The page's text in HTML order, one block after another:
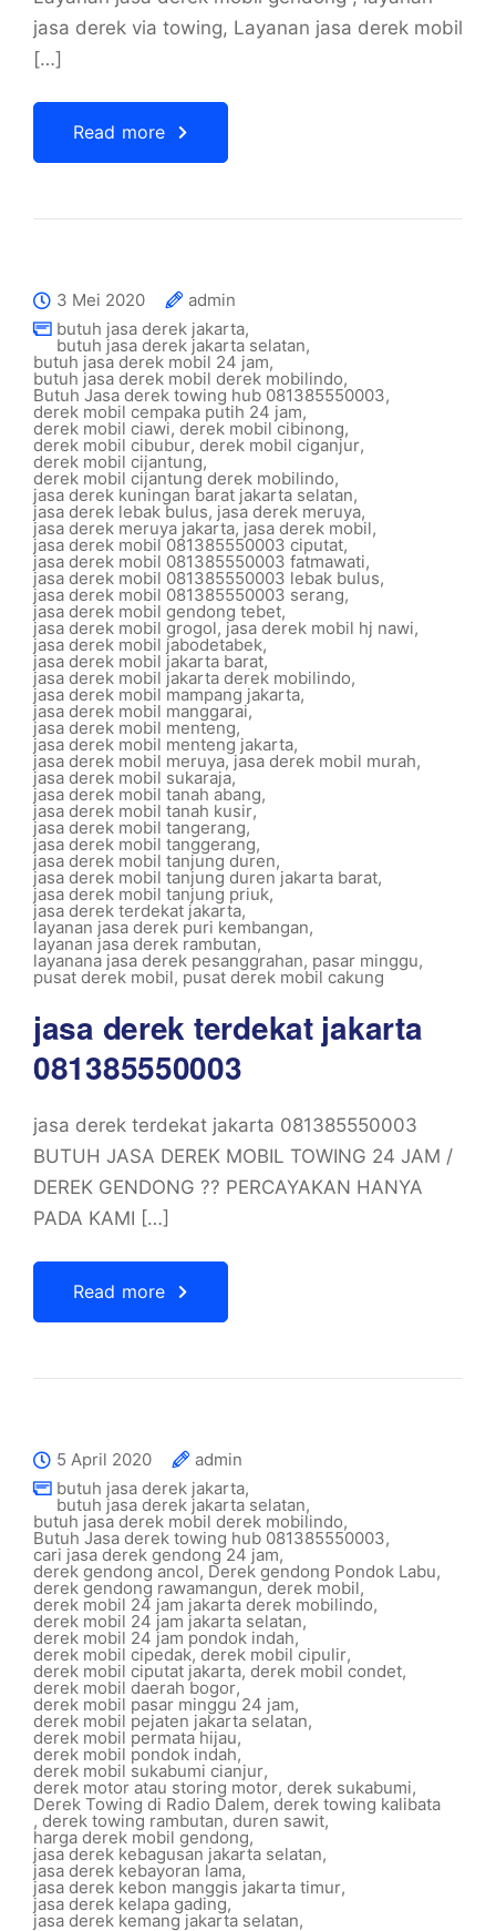
jasa derek via towing, Layanan jasa derek mobil
[…]
Read more
3 Mei 2020
admin
butuh jasa derek jakarta,
butuh jasa derek jakarta selatan,
butuh jasa derek mobil 24 jam,
butuh jasa derek mobil derek mobilindo,
Butuh Jasa derek towing hub 081385550003,
derek mobil cempaka putih 24 jam,
derek mobil ciawi, derek mobil cibinong,
derek mobil cibubur, derek mobil ciganjur,
derek mobil cijantung,
derek mobil cijantung derek mobilindo,
jasa derek kuningan barat jakarta selatan,
jasa derek lebak bulus, jasa derek meruya,
jasa derek meruya jakarta, jasa derek mobil,
jasa derek mobil 081385550003 ciputat,
jasa derek mobil 081385550003 fatmawati,
jasa derek mobil 081385550003 lebak bulus,
jasa derek mobil 081385550003 serang,
jasa derek mobil gendong tebet,
jasa derek mobil grogol, jasa derek mobil hj nawi,
jasa derek mobil jabodetabek,
jasa derek mobil jakarta barat,
jasa derek mobil jakarta derek mobilindo,
jasa derek mobil mampang jakarta,
jasa derek mobil manggarai,
jasa derek mobil menteng,
jasa derek mobil menteng jakarta,
jasa derek mobil meruya,jasa derek mobil murah,
jasa derek mobil sukaraja,
jasa derek mobil tanah abang,
jasa derek mobil tanah kusir,
jasa derek mobil tangerang,
jasa derek mobil tanggerang,
jasa derek mobil tanjung duren,
jasa derek mobil tanjung duren jakarta barat,
jasa derek mobil tanjung priuk,
jasa derek terdekat jakarta,
layanan jasa derek puri kembangan,
layanan jasa derek rambutan,
layanana jasa derek pesanggrahan, pasar minggu,
pusat derek mobil, pusat derek mobil cakung
jasa derek terdekat jakarta
081385550003
jasa derek terdekat jakarta 081385550003
BUTUH JASA DEREK MOBIL TOWING 24 JAM /
DEREK GENDONG ?? PERCAYAKAN HANYA
PADA KAMI […]
Read more
5 April 2020
admin
butuh jasa derek jakarta,
butuh jasa derek jakarta selatan,
butuh jasa derek mobil derek mobilindo,
Butuh Jasa derek towing hub 081385550003,
cari jasa derek gendong 24 jam,
derek gendong ancol, Derek gendong Pondok Labu,
derek gendong rawamangun,derek mobil,
derek mobil 24 jam jakarta derek mobilindo,
derek mobil 24 jam jakarta selatan,
derek mobil 24 jam pondok indah,
derek mobil cipedak, derek mobil cipulir,
derek mobil ciputat jakarta, derek mobil condet,
derek mobil daerah bogor,
derek mobil pasar minggu 24 jam,
derek mobil pejaten jakarta selatan,
derek mobil permata hijau,
derek mobil pondok indah,
derek mobil sukabumi cianjur,
derek motor atau storing motor, derek sukabumi,
Derek Towing di Radio Dalem, derek towing kalibata
, derek towing rambutan, duren sawit,
harga derek mobil gendong,
jasa derek kebagusan jakarta selatan,
jasa derek kebayoran lama,
jasa derek kebon manggis jakarta timur,
jasa derek kelapa gading,
jasa derek kemang jakarta selatan,